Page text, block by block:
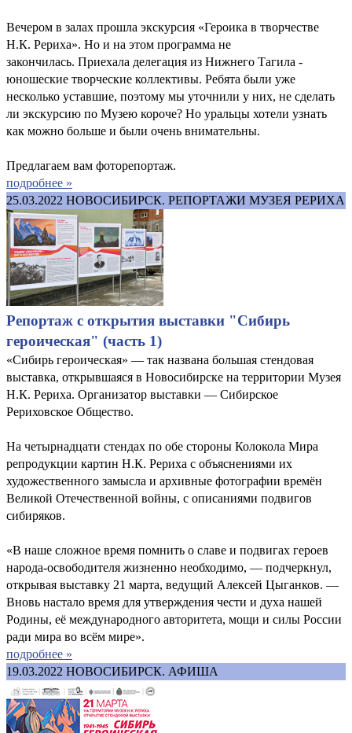
Вечером в залах прошла экскурсия «Героика в творчестве
Н.К. Рериха». Но и на этом программа не
закончилась. Приехала делегация из Нижнего Тагила -
юношеские творческие коллективы. Ребята были уже
несколько уставшие, поэтому мы уточнили у них, не сделать
ли экскурсию по Музею короче? Но уральцы хотели узнать
как можно больше и были очень внимательны.
Предлагаем вам фоторепортаж.
подробнее »
25.03.2022 НОВОСИБИРСК. РЕПОРТАЖИ МУЗЕЯ РЕРИХА
Репортаж с открытия выставки "Сибирь
героическая" (часть 1)
«Сибирь героическая» — так названа большая стендовая
выставка, открывшаяся в Новосибирске на территории Музея
Н.К. Рериха. Организатор выставки — Сибирское
Рериховское Общество.
На четырнадцати стендах по обе стороны Колокола Мира
репродукции картин Н.К. Рериха с объяснениями их
художественного замысла и архивные фотографии времён
Великой Отечественной войны, с описаниями подвигов
сибиряков.
«В наше сложное время помнить о славе и подвигах героев
народа-освободителя жизненно необходимо, — подчеркнул,
открывая выставку 21 марта, ведущий Алексей Цыганков. —
Вновь настало время для утверждения чести и духа нашей
Родины, её международного авторитета, мощи и силы России
ради мира во всём мире».
подробнее »
19.03.2022 НОВОСИБИРСК. АФИША